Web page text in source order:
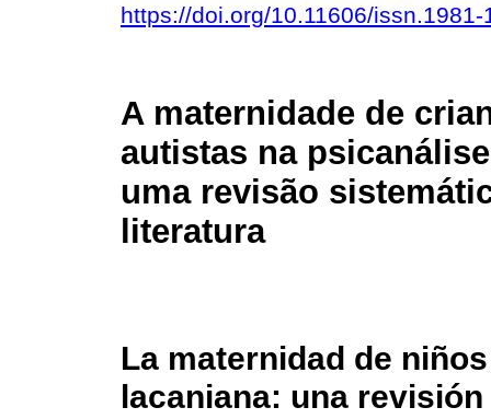
https://doi.org/10.11606/
A maternidade de
autistas na
uma revisão
literatura
La maternidad de
lacaniana: una